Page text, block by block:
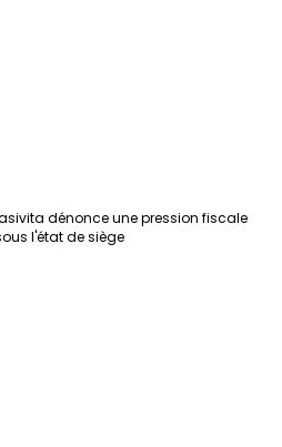
dénonce une pression fiscale
l'état de siège